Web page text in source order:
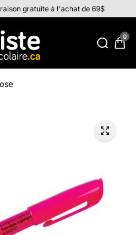
gratuite à l'achat de 69$
0